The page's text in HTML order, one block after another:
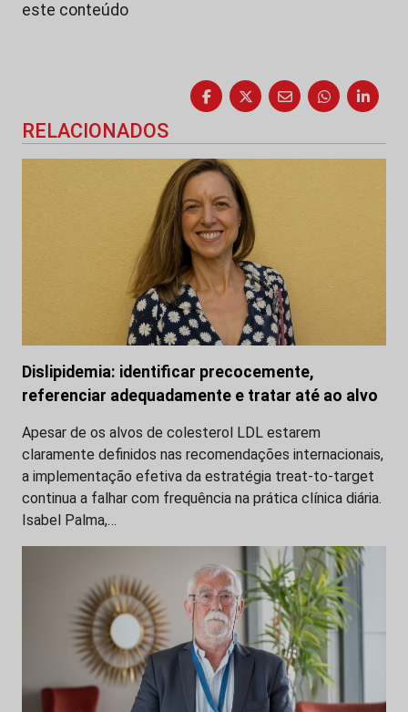
este conteúdo
RELACIONADOS
Dislipidemia: identificar precocemente,
referenciar adequadamente e tratar até ao alvo
Apesar de os alvos de colesterol LDL estarem
claramente definidos nas recomendações internacionais,
a implementação efetiva da estratégia treat-to-target
continua a falhar com frequência na prática clínica diária.
Isabel Palma,…